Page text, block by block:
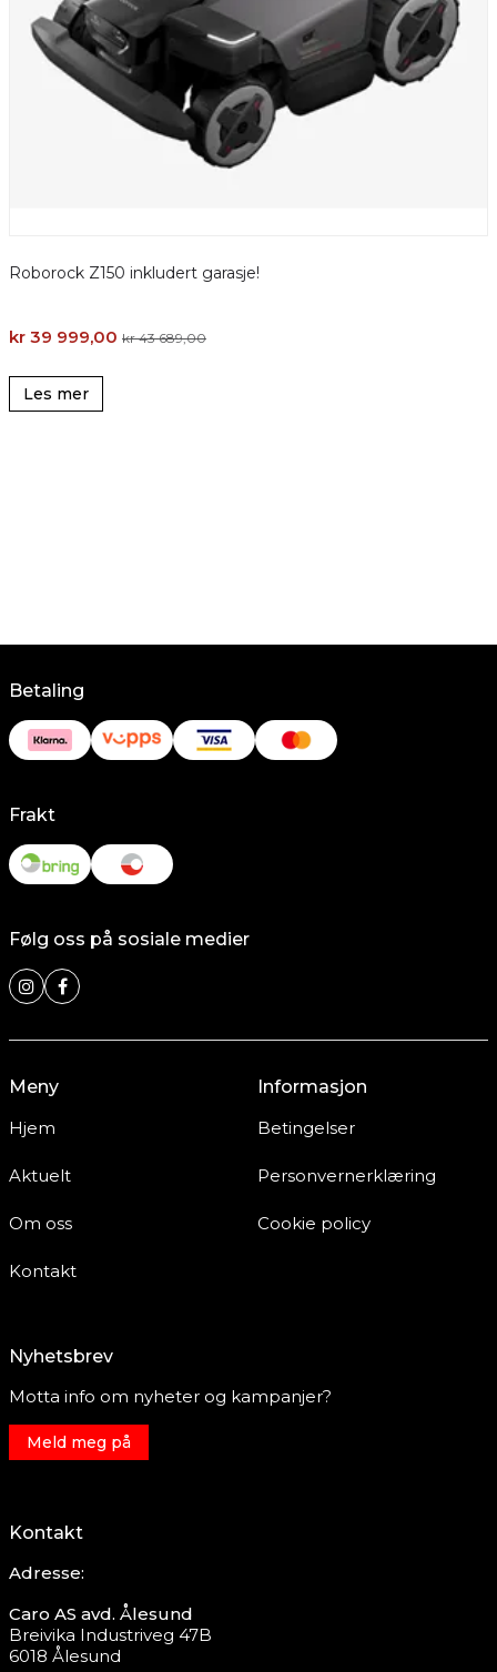
Roborock Z150 inkludert garasje!
kr 39 999,00 kr 43 689,00
Les mer
Betaling
Frakt
Følg oss på sosiale medier
Meny
Hjem
Aktuelt
Om oss
Kontakt
Informasjon
Betingelser
Personvernerklæring
Cookie policy
Nyhetsbrev
Motta info om nyheter og kampanjer?
Meld meg på
Kontakt
Adresse:
Caro AS avd. Ålesund
Breivika Industriveg 47B
6018 Ålesund